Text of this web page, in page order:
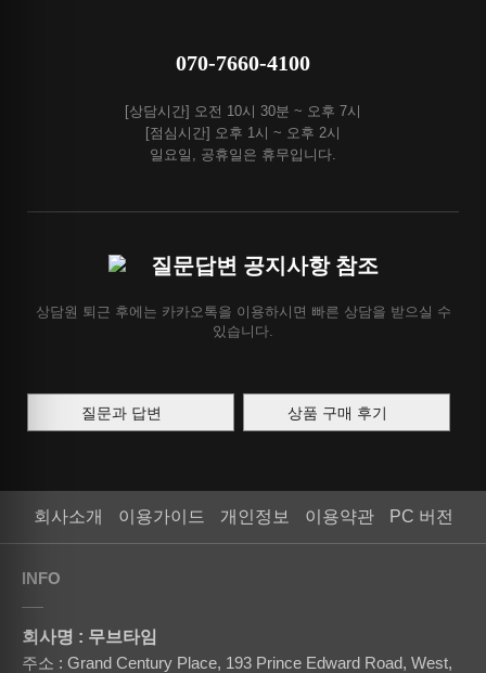
070-7660-4100
[상담시간] 오전 10시 30분 ~ 오후 7시
[점심시간] 오후 1시 ~ 오후 2시
일요일, 공휴일은 휴무입니다.
질문답변 공지사항 참조
상담원 퇴근 후에는 카카오톡을 이용하시면 빠른 상담을 받으실 수
있습니다.
질문과 답변 상품 구매 후기
회사소개 이용가이드 개인정보 이용약관 PC 버전
INFO
회사명 : 무브타임
주소 : Grand Century Place, 193 Prince Edward Road, West,